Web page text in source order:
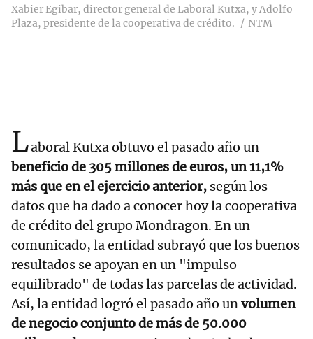
Xabier Egibar, director general de Laboral Kutxa, y Adolfo
Plaza, presidente de la cooperativa de crédito.
NTM
Laboral Kutxa obtuvo el pasado año un
beneficio de 305 millones de euros, un 11,1%
más que en el ejercicio anterior, según los
datos que ha dado a conocer hoy la cooperativa
de crédito del grupo Mondragon. En un
comunicado, la entidad subrayó que los buenos
resultados se apoyan en un "impulso
equilibrado" de todas las parcelas de actividad.
Así, la entidad logró el pasado año unvolumen
de negocio conjunto de más de 50.000